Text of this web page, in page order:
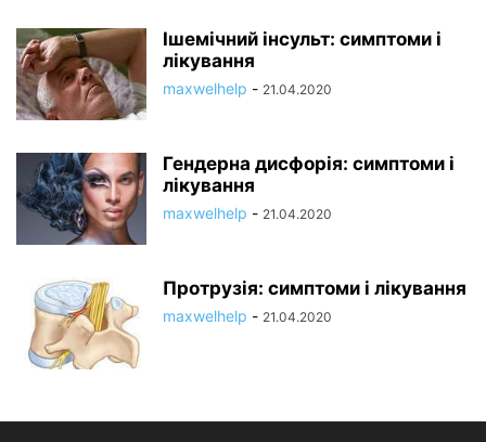
Ішемічний інсульт: симптоми і
лікування
maxwelhelp - 21.04.2020
Гендерна дисфорія: симптоми і
лікування
maxwelhelp - 21.04.2020
Протрузія: симптоми і лікування
maxwelhelp - 21.04.2020